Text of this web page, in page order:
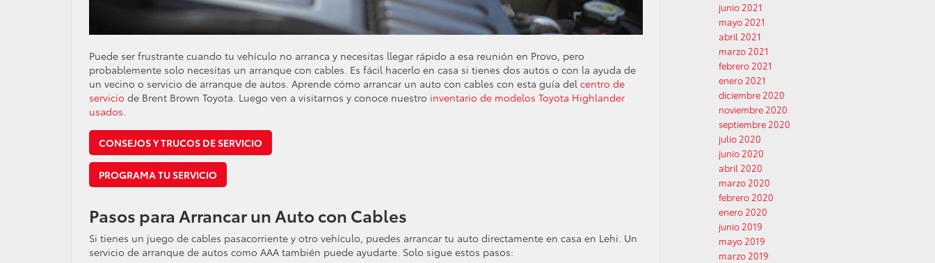
Puede ser frustrante cuando tu vehículo no arranca y necesitas llegar rápido a esa reunión en Provo, pero
probablemente solo necesitas un arranque con cables. Es fácil hacerlo en casa si tienes dos autos o con la ayuda de
un vecino o servicio de arranque de autos. Aprende cómo arrancar un auto con cables con esta guía del centro de
servicio de Brent Brown Toyota. Luego ven a visitarnos y conoce nuestro inventario de modelos Toyota Highlander
usados.
CONSEJOS Y TRUCOS DE SERVICIO
PROGRAMA TU SERVICIO
Pasos para Arrancar un Auto con Cables
Si tienes un juego de cables pasacorriente y otro vehículo, puedes arrancar tu auto directamente en casa en Lehi. Un
servicio de arranque de autos como AAA también puede ayudarte. Solo sigue estos pasos:
junio 2021
mayo 2021
abril 2021
marzo 2021
febrero 2021
enero 2021
diciembre 2020
noviembre 2020
septiembre 2020
julio 2020
junio 2020
abril 2020
marzo 2020
febrero 2020
enero 2020
junio 2019
mayo 2019
marzo 2019